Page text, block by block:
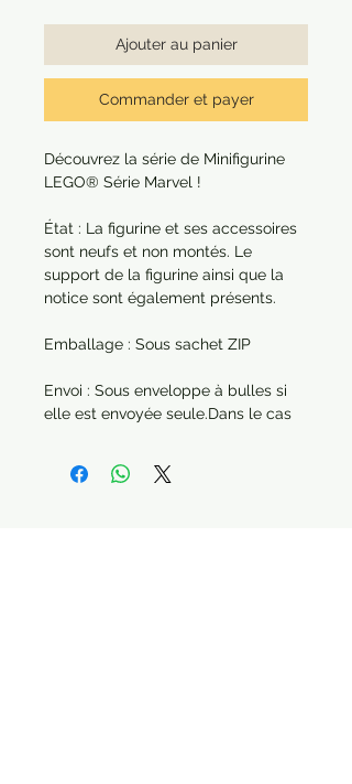
Ajouter au panier
Commander et payer
Découvrez la série de Minifigurine
LEGO® Série Marvel !
État : La figurine et ses accessoires
sont neufs et non montés. Le
support de la figurine ainsi que la
notice sont également présents.
Emballage : Sous sachet ZIP
Envoi : Sous enveloppe à bulles si
elle est envoyée seule.Dans le cas
protégé séparément.